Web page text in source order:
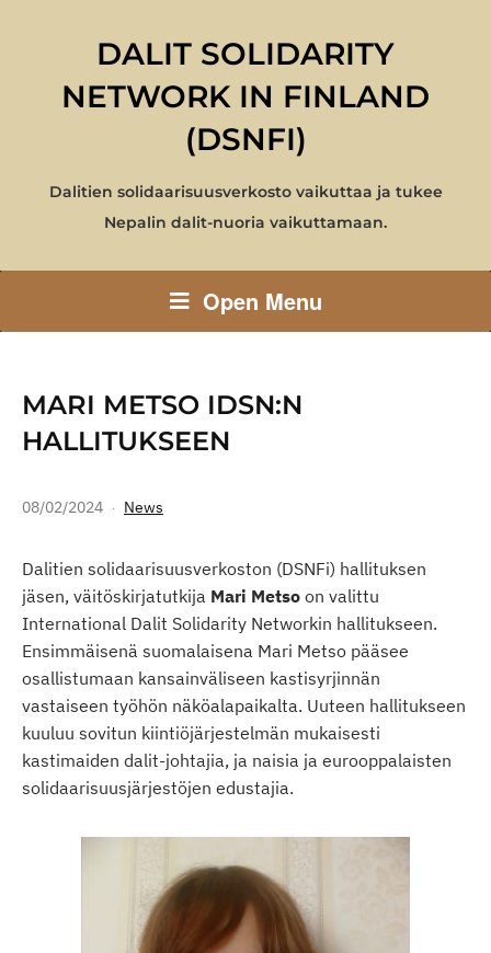
DALIT SOLIDARITY
NETWORK IN FINLAND
(DSNFI)
Dalitien solidaarisuusverkosto vaikuttaa ja tukee
Nepalin dalit-nuoria vaikuttamaan.
Open Menu
MARI METSO IDSN:N
HALLITUKSEEN
08/02/2024 News
Dalitien solidaarisuusverkoston (DSNFi) hallituksen
jäsen, väitöskirjatutkija Mari Metso on valittu
International Dalit Solidarity Networkin hallitukseen.
Ensimmäisenä suomalaisena Mari Metso pääsee
osallistumaan kansainväliseen kastisyrjinnän
vastaiseen työhön näköalapaikalta. Uuteen hallitukseen
kuuluu sovitun kiintiöjärjestelmän mukaisesti
kastimaiden dalit-johtajia, ja naisia ja eurooppalaisten
solidaarisuusjärjestöjen edustajia.